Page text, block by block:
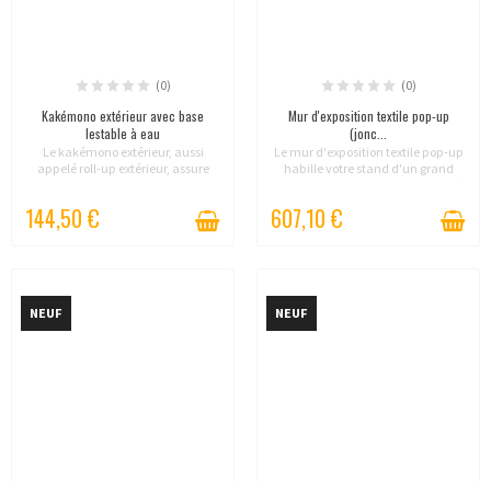
(0)
Kakémono extérieur avec base
lestable à eau
Le kakémono extérieur, aussi
appelé roll-up extérieur, assure
lui apporte une excellente
144,50 €
(0)
Mur d'exposition textile pop-up
(jonc...
Le mur d'exposition textile pop-up
habille votre stand d'un grand
stand réutilisable pour salons,
607,10 €
NEUF NEUF